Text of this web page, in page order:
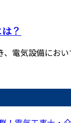
？
電気設備にお